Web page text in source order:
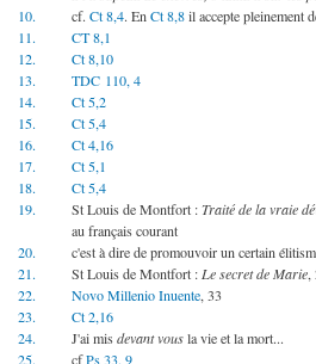
10.
cf.Ct 8,4. EnCt 8,8il accepte pleinement
11.
CT 8,1
12.
Ct 8,10
13.
TDC 110, 4
14.
Ct 5,2
15.
Ct 5,4
16.
Ct 4,16
17.
Ct 5,1
18.
Ct 5,4
19.
St Louis de Montfort :Traité de la vraie
au français courant
20.
c'est à dire de promouvoir un certain
21.
St Louis de Montfort : Le secret de Marie,
22.
Novo Millenio Inuente, 33
23.
Ct 2,16
24.
J'ai misdevant vousla vie et la mort...
25.
cfPs 33, 9